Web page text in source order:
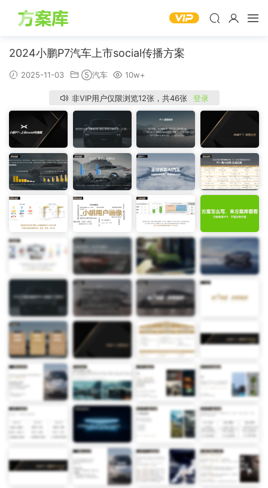
2024小鹏P7汽车上市social传播方案
2025-11-03 ⑤汽车 10w+
非VIP用户仅限浏览12张，共46张 登录